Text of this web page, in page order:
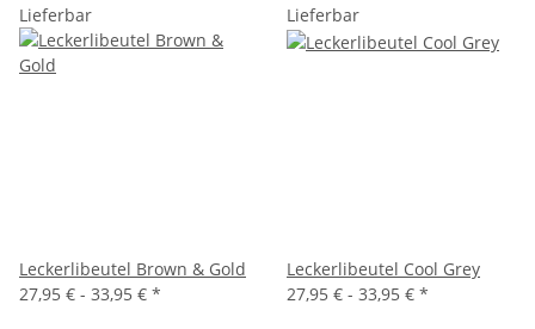
Lieferbar
Leckerlibeutel Brown & Gold
27,95 € - 33,95 € *
Lieferbar
Leckerlibeutel Cool Grey
27,95 € - 33,95 € *